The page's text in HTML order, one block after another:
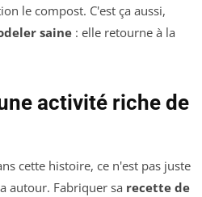
le compost. C'est ça aussi,
saine : elle retourne à la
activité riche de
cette histoire, ce n'est pas juste
autour. Fabriquer sa recette de